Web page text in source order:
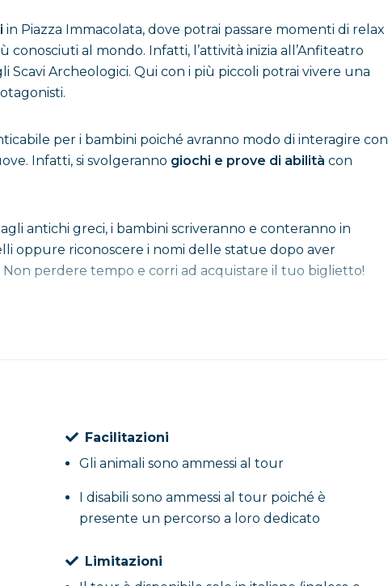
in Piazza Immacolata, dove potrai passare momenti di relax
al mondo. Infatti, l’attività inizia all’Anfiteatro
Scavi Archeologici. Qui con i più piccoli potrai vivere una
per i bambini poiché avranno modo di interagire con
Infatti, si svolgeranno giochi e prove di abilità con
antichi greci, i bambini scriveranno e conteranno in
oppure riconoscere i nomi delle statue dopo aver
perdere tempo e corri ad acquistare il tuo biglietto!
Facilitazioni
Gli animali sono ammessi al tour
I disabili sono ammessi al tour poiché è
presente un percorso a loro dedicato
Limitazioni